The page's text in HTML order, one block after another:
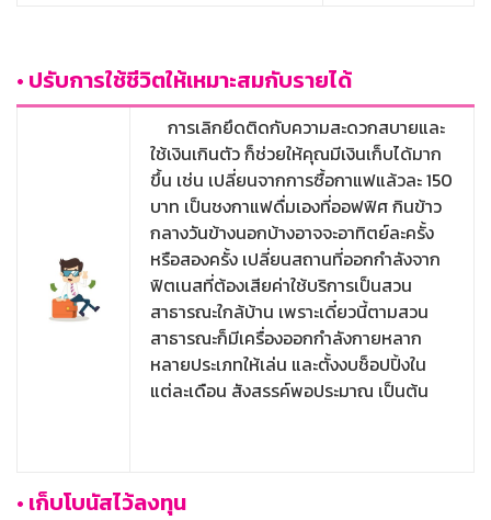
• ปรับการใช้ชีวิตให้เหมาะสมกับรายได้
การเลิกยึดติดกับความสะดวกสบายและ
ใช้เงินเกินตัว ก็ช่วยให้คุณมีเงินเก็บได้มาก
ขึ้น เช่น เปลี่ยนจากการซื้อกาแฟแล้วละ 150
บาท เป็นชงกาแฟดื่มเองที่ออฟฟิศ กินข้าว
กลางวันข้างนอกบ้างอาจจะอาทิตย์ละครั้ง
หรือสองครั้ง เปลี่ยนสถานที่ออกกำลังจาก
ฟิตเนสที่ต้องเสียค่าใช้บริการเป็นสวน
สาธารณะใกล้บ้าน เพราะเดี๋ยวนี้ตามสวน
สาธารณะก็มีเครื่องออกกำลังกายหลาก
หลายประเภทให้เล่น และตั้งงบช็อปปิ้งใน
แต่ละเดือน สังสรรค์พอประมาณ เป็นต้น
• เก็บโบนัสไว้ลงทุน